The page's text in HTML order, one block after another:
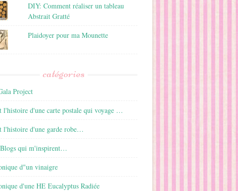
DIY: Comment réaliser un tableau
Abstrait Gratté
Plaidoyer pour ma Mounette
catégories
Project
l'histoire d'une carte postale qui voyage …
l'histoire d'une garde robe…
Blogs qui m'inspirent…
d"un vinaigre
d'une HE Eucalyptus Radiée